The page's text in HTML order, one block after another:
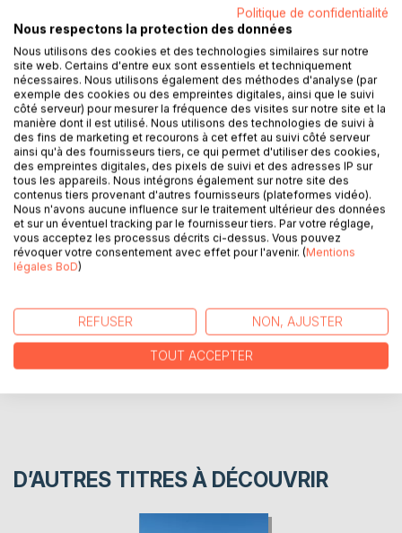
Laisser un avis
DESCRIPTION
Recueil de pièces de théâtre, nouvelles, portraits et lettres.
AUTEUR(S)
CRITIQUES PRESSE
D’AUTRES TITRES À DÉCOUVRIR
Politique de confidentialité
Nous respectons la protection des données
Nous utilisons des cookies et des technologies similaires sur notre
site web. Certains d'entre eux sont essentiels et techniquement
nécessaires. Nous utilisons également des méthodes d'analyse (par
exemple des cookies ou des empreintes digitales, ainsi que le suivi
côté serveur) pour mesurer la fréquence des visites sur notre site et la
manière dont il est utilisé. Nous utilisons des technologies de suivi à
des fins de marketing et recourons à cet effet au suivi côté serveur
ainsi qu'à des fournisseurs tiers, ce qui permet d'utiliser des cookies,
des empreintes digitales, des pixels de suivi et des adresses IP sur
tous les appareils. Nous intégrons également sur notre site des
contenus tiers provenant d'autres fournisseurs (plateformes vidéo).
Nous n'avons aucune influence sur le traitement ultérieur des données
et sur un éventuel tracking par le fournisseur tiers. Par votre réglage,
vous acceptez les processus décrits ci-dessus. Vous pouvez
révoquer votre consentement avec effet pour l'avenir. (Mentions
légales BoD)
REFUSER NON, AJUSTER
TOUT ACCEPTER